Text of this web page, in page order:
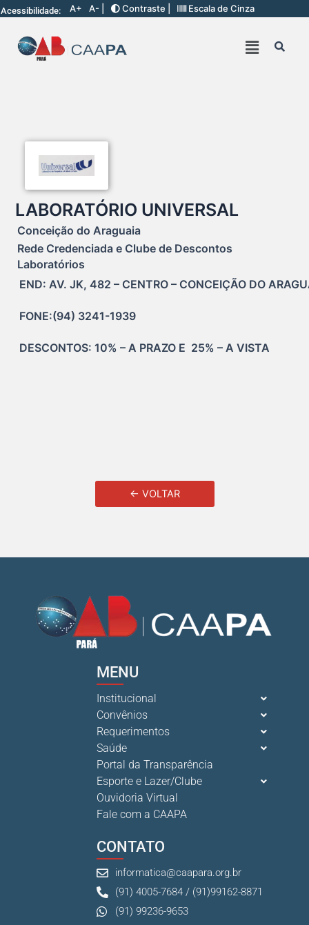
Acessibilidade: A+ A- | Contraste | Escala de Cinza
LABORATÓRIO UNIVERSAL
Conceição do Araguaia
Rede Credenciada e Clube de Descontos
Laboratórios
END: AV. JK, 482 – CENTRO – CONCEIÇÃO DO
FONE:(94) 3241-1939
DESCONTOS: 10% – A PRAZO E  25% – A VISTA
← VOLTAR
MENU
Institucional
Convênios
Requerimentos
Saúde
Portal da Transparência
Esporte e Lazer/Clube
Ouvidoria Virtual
Fale com a CAAPA
CONTATO
informatica@caapara.org.br
(91) 4005-7684 / (91)99162-8871
(91) 99236-9653